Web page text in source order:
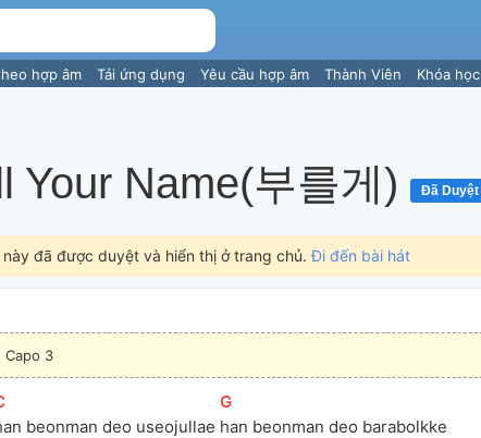
hợp âm Tải ứng dụng Yêu cầu hợp âm Thành Viên Khóa học
Your Name(부를게) Đã Duyệt
này đã được duyệt và hiển thị ở trang chủ.Đi đến bài hát
Capo 3
beonman deo useojullae
[
G
han beonman deo barabolkke